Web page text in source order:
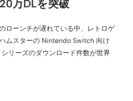
万DLを突破
ローンチが遅れている中、レトロゲ
ムスターの Nintendo Switch 向け
シリーズのダウンロード件数が世界